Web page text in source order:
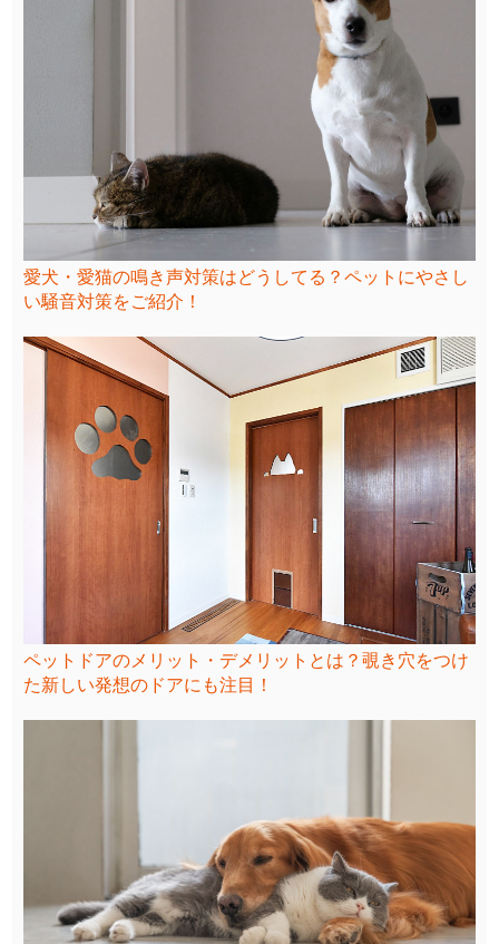
愛犬・愛猫の鳴き声対策はどうしてる？ペットにやさし
い騒音対策をご紹介！
ペットドアのメリット・デメリットとは？覗き穴をつけ
た新しい発想のドアにも注目！